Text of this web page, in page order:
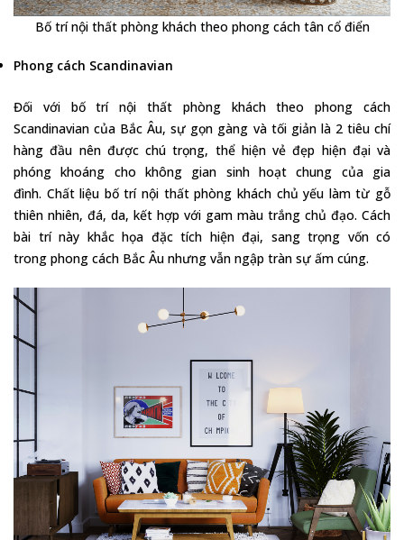
Bố trí nội thất phòng khách theo phong cách tân cổ điển
Phong cách Scandinavian
Đối với bố trí nội thất phòng khách theo phong cách
Scandinavian của Bắc Âu, sự gọn gàng và tối giản là 2 tiêu chí
hàng đầu nên được chú trọng, thể hiện vẻ đẹp hiện đại và
phóng khoáng cho không gian sinh hoạt chung của gia
đình. Chất liệu bố trí nội thất phòng khách chủ yếu làm từ gỗ
thiên nhiên, đá, da, kết hợp với gam màu trắng chủ đạo. Cách
bài trí này khắc họa đặc tích hiện đại, sang trọng vốn có
trong phong cách Bắc Âu nhưng vẫn ngập tràn sự ấm cúng.